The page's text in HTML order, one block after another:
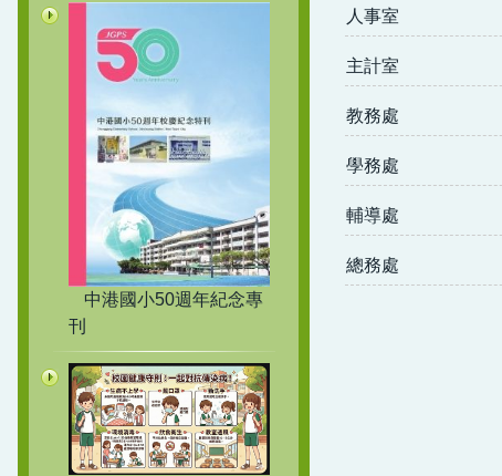
中港國小50週年紀念專
刊
人事室
主計室
教務處
學務處
輔導處
總務處